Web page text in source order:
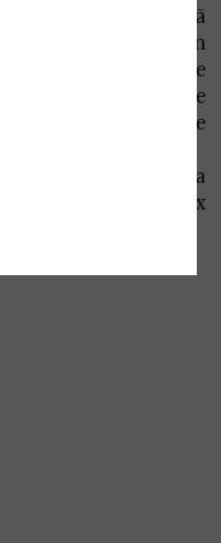
și Fetească
impresionează prin
de caisă, flori de
rafinată, se
prelungit, cu note
odată cu trecerea
învechire complex